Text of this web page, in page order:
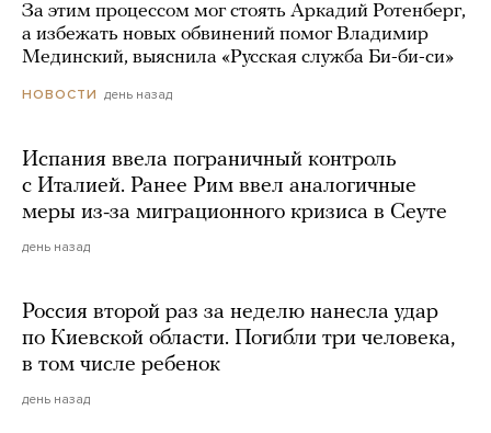
За этим процессом мог стоять Аркадий Ротенберг,
а избежать новых обвинений помог Владимир
Мединский, выяснила «Русская служба Би-би-си»
НОВОСТИ день назад
Испания ввела пограничный контроль
с Италией. Ранее Рим ввел аналогичные
меры из-за миграционного кризиса в Сеуте
день назад
Россия второй раз за неделю нанесла удар
по Киевской области. Погибли три человека,
в том числе ребенок
день назад